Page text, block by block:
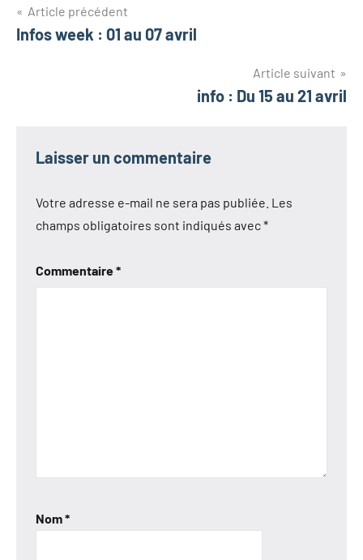
Navigation
de
Article précédent
Infos week : 01 au 07 avril
Article suivant
info : Du 15 au 21 avril
Laisser un commentaire
Votre adresse e-mail ne sera pas publiée. Les
champs obligatoires sont indiqués avec*
Commentaire*
Nom*